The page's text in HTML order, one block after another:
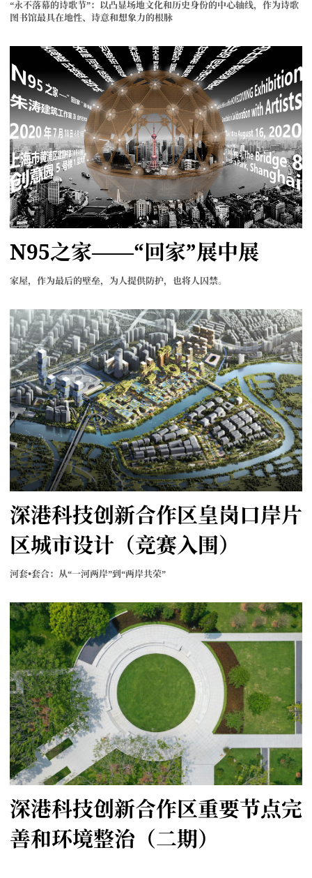
“永不落幕的诗歌节”：以凸显场地文化和历史身份的中心轴线，作为诗歌
图书馆最具在地性、诗意和想象力的根脉
N95之家——“回家”展中展
家屋，作为最后的壁垒，为人提供防护，也将人囚禁。
深港科技创新合作区皇岗口岸片
区城市设计（竞赛入围）
河套•套合：从“一河两岸”到“两岸共荣”
深港科技创新合作区重要节点完
善和环境整治（二期）